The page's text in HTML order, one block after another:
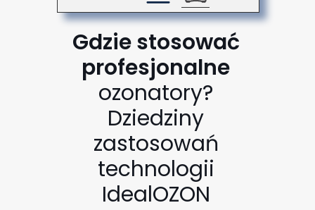
Gdzie stosować
profesjonalne
ozonatory?
Dziedziny
zastosowań
technologii
IdealOZON